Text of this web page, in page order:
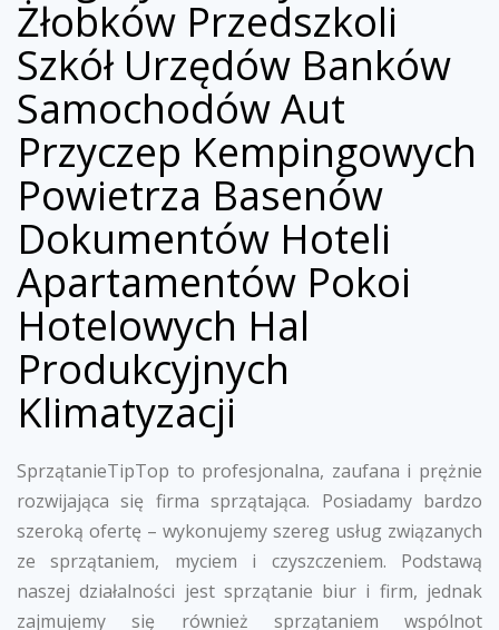
Żłobków Przedszkoli
Szkół Urzędów Banków
Samochodów Aut
Przyczep Kempingowych
Powietrza Basenów
Dokumentów Hoteli
Apartamentów Pokoi
Hotelowych Hal
Produkcyjnych
Klimatyzacji
SprzątanieTipTop to profesjonalna, zaufana i prężnie
rozwijająca się firma sprzątająca. Posiadamy bardzo
szeroką ofertę – wykonujemy szereg usług związanych
ze sprzątaniem, myciem i czyszczeniem. Podstawą
naszej działalności jest sprzątanie biur i firm, jednak
zajmujemy się również sprzątaniem wspólnot